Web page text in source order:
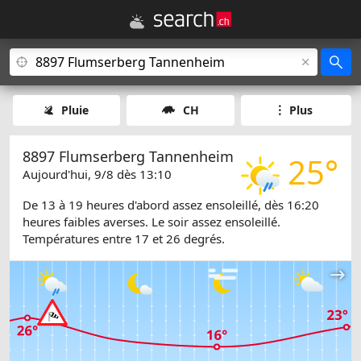
Pluie CH Plus
25°
8897 Flumserberg Tannenheim
Aujourd'hui, 9/8 dès 13:10
De 13 à 19 heures d'abord assez ensoleillé, dès 16:20
heures faibles averses. Le soir assez ensoleillé.
Températures entre 17 et 26 degrés.